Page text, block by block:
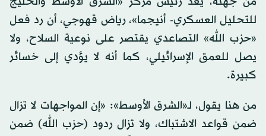
للتحليل العسكري- أنيجما»، رياض قهوجي، أن رد فعل
«حزب الله» التصاعدي يقتصر على نوعية السلاح، ولا
يصل للعمق الإسرائيلي، كما أنه لا يؤدي إلى خسائر
كبيرة.
من هنا يقول، لـ«الشرق الأوسط»: «إن المواجهات لا تزال
ضمن قواعد الاشتباك، ولا تزال ردود (حزب الله) ضمن